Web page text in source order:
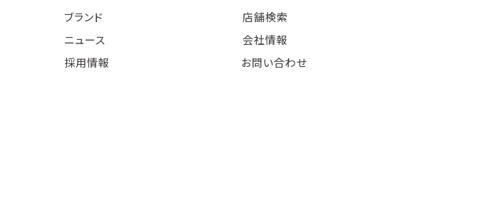
ブランド
店舗検索
ニュース
会社情報
採用情報
お問い合わせ